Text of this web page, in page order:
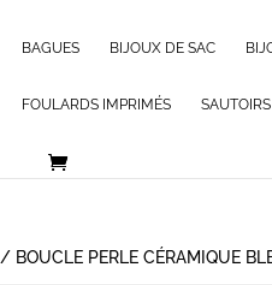
BAGUES BIJOUX DE SAC
FOULARDS IMPRIMÉS SAUTOIRS
/ BOUCLE PERLE CÉRAMIQUE